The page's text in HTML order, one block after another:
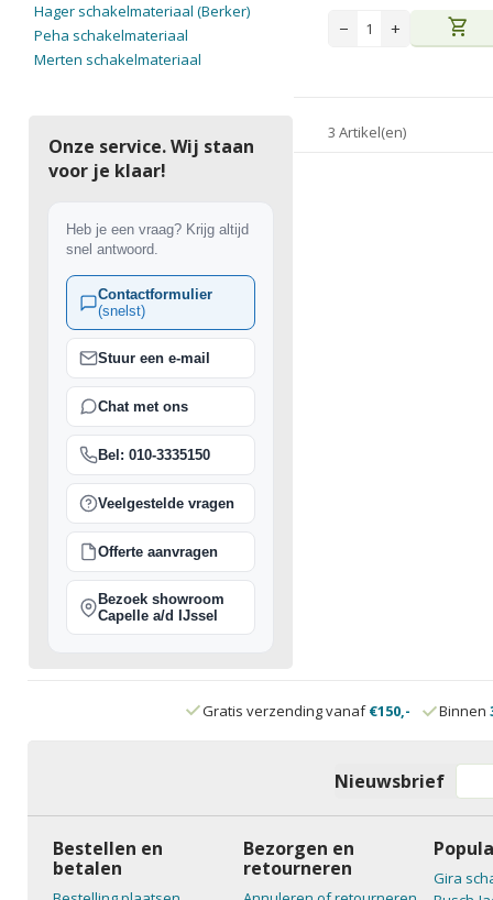
− + shopping_cart
3 Artikel(en)
Hager schakelmateriaal (Berker)
Peha schakelmateriaal
Merten schakelmateriaal
Onze service. Wij staan
voor je klaar!
Heb je een vraag? Krijg altijd
snel antwoord.
Contactformulier
(snelst)
Stuur een e-mail
Chat met ons
Bel: 010-3335150
Veelgestelde vragen
Offerte aanvragen
Bezoek showroom
Capelle a/d IJssel
Gratis verzending vanaf€150,- Binnen
Nieuwsbrief
Bestellen en
betalen
Bezorgen en
retourneren
Gira